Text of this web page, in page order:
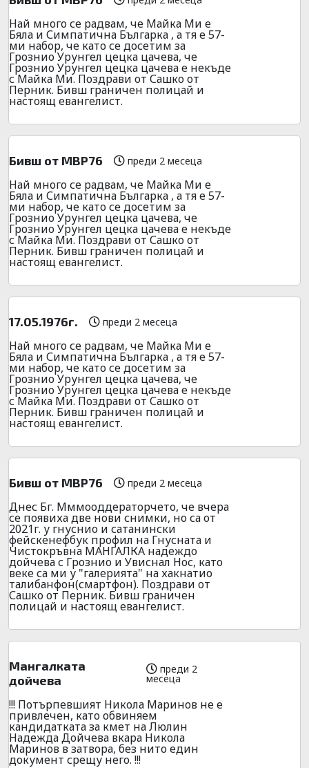
Най много се радвам, че Майка Ми е
Бяла и Симпатична Българка , а тя е 57-
ми набор, че като се досетим за
Грознио Урунгел цецка цачева, че
Грознио Урунгел цецка цачева е некъде
с Майка Ми. Поздрави от Сашко от
Перник. Бивш граничен полицай и
настоящ евангелист.
Бивш от МВР76 преди 2 месеца
Най много се радвам, че Майка Ми е
Бяла и Симпатична Българка , а тя е 57-
ми набор, че като се досетим за
Грознио Урунгел цецка цачева, че
Грознио Урунгел цецка цачева е некъде
с Майка Ми. Поздрави от Сашко от
Перник. Бивш граничен полицай и
настоящ евангелист.
17.05.1976г. преди 2 месеца
Най много се радвам, че Майка Ми е
Бяла и Симпатична Българка , а тя е 57-
ми набор, че като се досетим за
Грознио Урунгел цецка цачева, че
Грознио Урунгел цецка цачева е некъде
с Майка Ми. Поздрави от Сашко от
Перник. Бивш граничен полицай и
настоящ евангелист.
Бивш от МВР76 преди 2 месеца
Днес Бг. Мммооддераторчето, че вчера
се появиха две нови снимки, но са от
2021г. у гнуснио и сатанински
фейскенефбук профил на Гнусната и
Чистокръвна МАНГАЛКА надеждо
дойчева с Грознио и Увиснал Нос, като
веке са ми у "галерията" на хакнатио
талибанфон(смартфон). Поздрави от
Сашко от Перник. Бивш граничен
полицай и настоящ евангелист.
Мангалката
дойчева
преди 2
месеца
!!! Потърпевшият Никола Маринов не е
привлечен, като обвиняем
кандидатката за кмет на Люлин
Надежда Дойчева вкара Никола
Маринов в затвора, без нито един
документ срещу него. !!!